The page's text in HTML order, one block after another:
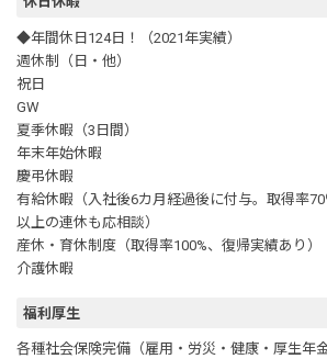
◆年間休日124日！（2021年実績）
週休制（日・他）
祝日
GW
夏季休暇（3日間）
年末年始休暇
慶弔休暇
有給休暇（入社後6カ月経過後に付与。取得率70
以上の連休も応相談）
産休・育休制度（取得率100%、復帰実績あり）
介護休暇
福利厚生
各種社会保険完備（雇用・労災・健康・厚生年金